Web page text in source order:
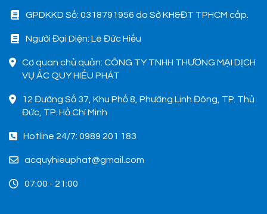
GPDKKD Số: 0318791956 do Sở KH&ĐT TPHCM cấp.
Người Đại Diện: Lê Đức Hiếu
Cơ quan chủ quản: CÔNG TY TNHH THƯƠNG MẠI DỊCH
VỤ ẮC QUY HIẾU PHÁT
12 Đường Số 37, Khu Phố 8, Phường Linh Đông, TP. Thủ
Đức, TP. Hồ Chí Minh
Hotline 24/7: 0989 201 183
acquyhieuphat@gmail.com
07:00 - 21:00